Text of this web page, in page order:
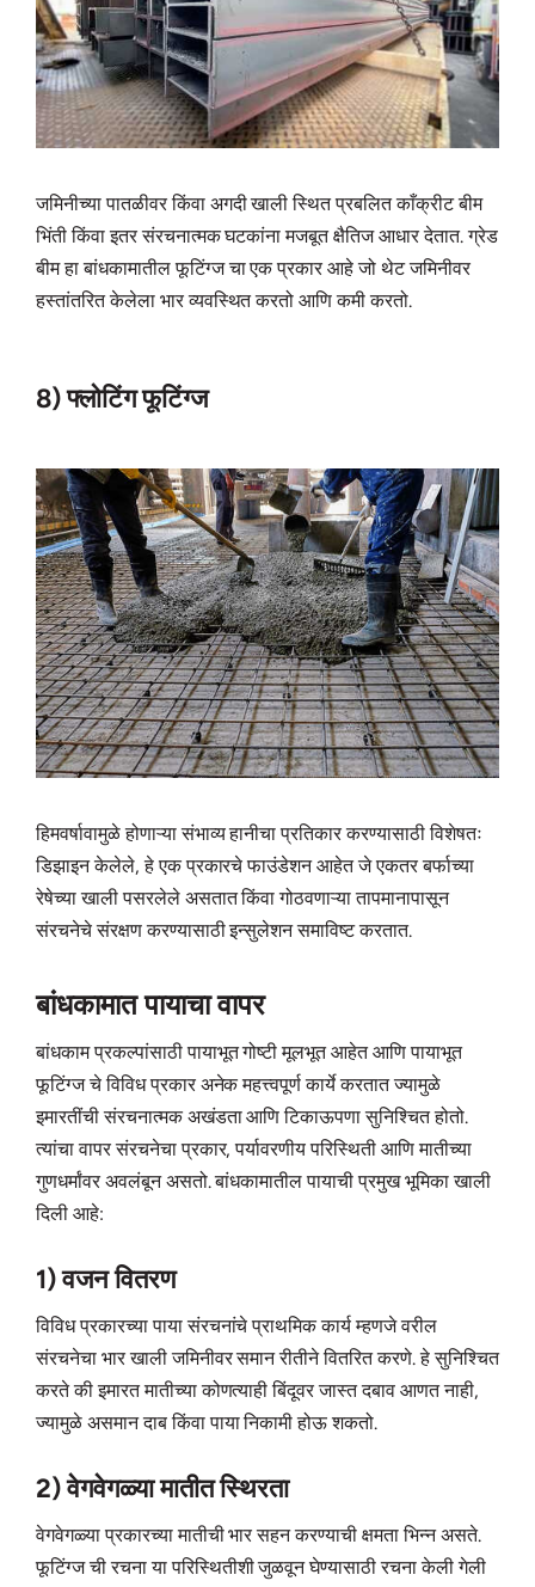
जमिनीच्या पातळीवर किंवा अगदी खाली स्थित प्रबलित काँक्रीट बीम
भिंती किंवा इतर संरचनात्मक घटकांना मजबूत क्षैतिज आधार देतात. ग्रेड
बीम हा बांधकामातील फूटिंग्ज चा एक प्रकार आहे जो थेट जमिनीवर
हस्तांतरित केलेला भार व्यवस्थित करतो आणि कमी करतो.
8) फ्लोटिंग फूटिंग्ज
हिमवर्षावामुळे होणाऱ्या संभाव्य हानीचा प्रतिकार करण्यासाठी विशेषतः
डिझाइन केलेले, हे एक प्रकारचे फाउंडेशन आहेत जे एकतर बर्फाच्या
रेषेच्या खाली पसरलेले असतात किंवा गोठवणाऱ्या तापमानापासून
संरचनेचे संरक्षण करण्यासाठी इन्सुलेशन समाविष्ट करतात.
बांधकामात पायाचा वापर
बांधकाम प्रकल्पांसाठी पायाभूत गोष्टी मूलभूत आहेत आणि पायाभूत
फूटिंग्ज चे विविध प्रकार अनेक महत्त्वपूर्ण कार्ये करतात ज्यामुळे
इमारतींची संरचनात्मक अखंडता आणि टिकाऊपणा सुनिश्चित होतो.
त्यांचा वापर संरचनेचा प्रकार, पर्यावरणीय परिस्थिती आणि मातीच्या
गुणधर्मांवर अवलंबून असतो. बांधकामातील पायाची प्रमुख भूमिका खाली
दिली आहे:
1) वजन वितरण
विविध प्रकारच्या पाया संरचनांचे प्राथमिक कार्य म्हणजे वरील
संरचनेचा भार खाली जमिनीवर समान रीतीने वितरित करणे. हे सुनिश्चित
करते की इमारत मातीच्या कोणत्याही बिंदूवर जास्त दबाव आणत नाही,
ज्यामुळे असमान दाब किंवा पाया निकामी होऊ शकतो.
2) वेगवेगळ्या मातीत स्थिरता
वेगवेगळ्या प्रकारच्या मातीची भार सहन करण्याची क्षमता भिन्न असते.
फूटिंग्ज ची रचना या परिस्थितीशी जुळवून घेण्यासाठी रचना केली गेली